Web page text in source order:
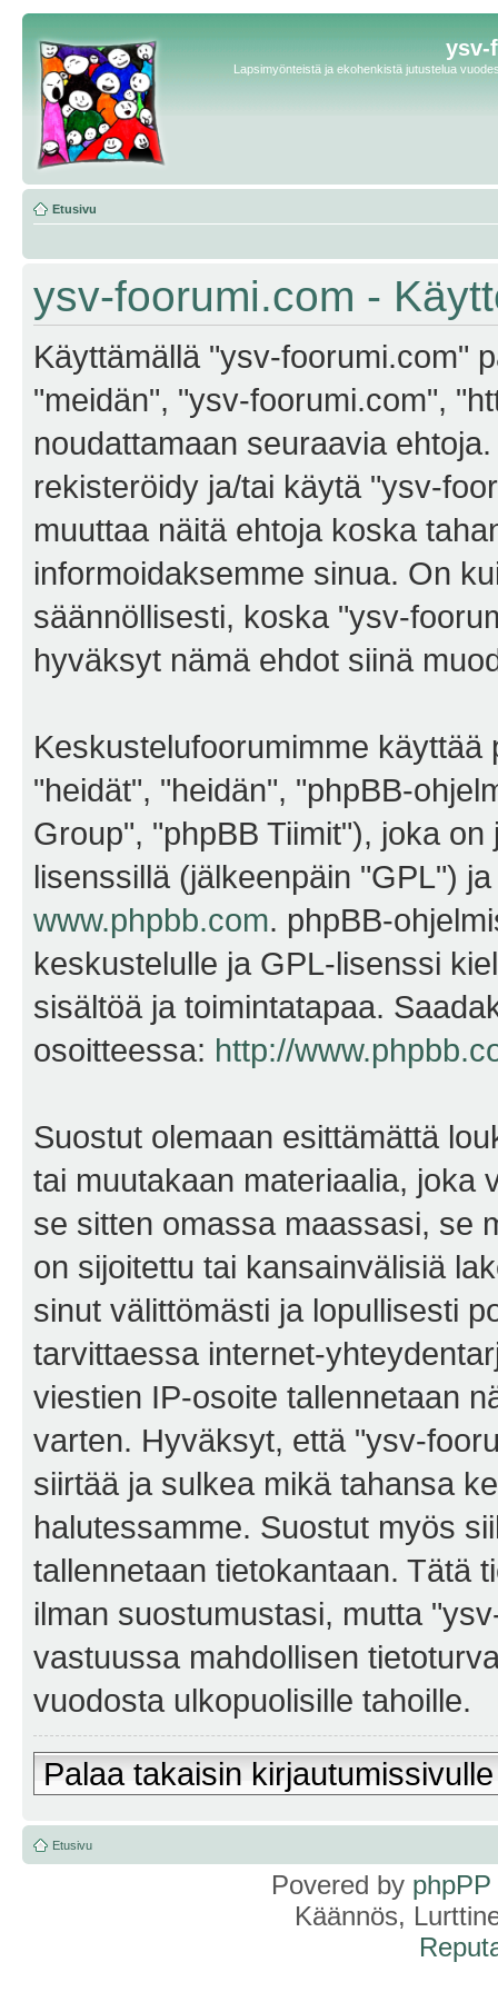
ysv-
Lapsimyönteistä ja ekohenkistä jutustelua
Etusivu
ysv-foorumi.com -
Käyttämällä "ysv-foorumi.com"
"meidän", "ysv-foorumi.com",
noudattamaan seuraavia
rekisteröidy ja/tai käytä "ysv-
muuttaa näitä ehtoja koska
informoidaksemme sinua. On
säännöllisesti, koska "ysv-
hyväksyt nämä ehdot siinä
Keskustelufoorumimme
"heidät", "heidän", "phpBB-
Group", "phpBB Tiimit"), joka on
lisenssillä (jälkeenpäin "GPL")
www.phpbb.com. phpBB-
keskustelulle ja GPL-lisenssi
sisältöä ja toimintatapaa.
osoitteessa: http://
Suostut olemaan esittämättä
tai muutakaan materiaalia, joka
se sitten omassa maassasi, se
on sijoitettu tai kansainvälisiä
sinut välittömästi ja lopullisesti
tarvittaessa internet-
viestien IP-osoite tallennetaan
varten. Hyväksyt, että "ysv-
siirtää ja sulkea mikä tahansa
halutessamme. Suostut myös
tallennetaan tietokantaan. Tätä
ilman suostumustasi, mutta
vastuussa mahdollisen
vuodosta ulkopuolisille tahoille.
Palaa takaisin kirjautumissivulle
Etusivu
Povered by phpPP
Käännös,